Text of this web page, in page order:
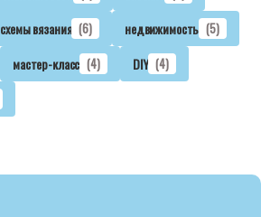
схемы вязания (6) недвижимость (5)
мастер-класс (4) DIY (4)